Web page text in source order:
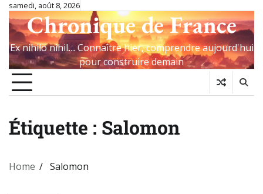
Skip
content
samedi, août 8, 2026
Chronique de France
Ex nihilo nihil… Connaître hier, comprendre aujourd'hui
pour construire demain
Étiquette : Salomon
Home Salomon